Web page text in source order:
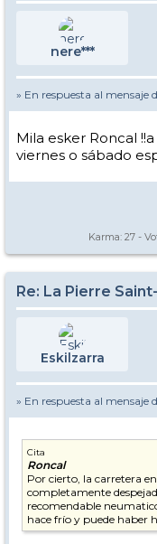
nere***
» En respuesta al mensaje
Mila esker Roncal
viernes o sábado
Karma: 27 -
Re: La Pierre
Eskilzarra
» En respuesta al mensaje
Cita
Roncal
Por cierto, la carretera
completamente
recomendable
hace frío y puede haber